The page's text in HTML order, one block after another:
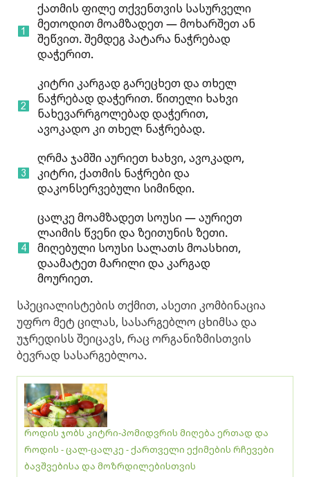
ქათმის ფილე თქვენთვის სასურველი
მეთოდით მოამზადეთ — მოხარშეთ ან
შეწვით. შემდეგ პატარა ნაჭრებად
დაჭერით.
კიტრი კარგად გარეცხეთ და თხელ
ნაჭრებად დაჭერით. წითელი ხახვი
ნახევარრგოლებად დაჭერით,
ავოკადო კი თხელ ნაჭრებად.
ღრმა ჯამში აურიეთ ხახვი, ავოკადო,
კიტრი, ქათმის ნაჭრები და
დაკონსერვებული სიმინდი.
ცალკე მოამზადეთ სოუსი — აურიეთ
ლაიმის წვენი და ზეითუნის ზეთი.
მიღებული სოუსი სალათს მოასხით,
დაამატეთ მარილი და კარგად
მოურიეთ.
სპეციალისტების თქმით, ასეთი კომბინაცია
უფრო მეტ ცილას, სასარგებლო ცხიმსა და
უჯრედისს შეიცავს, რაც ორგანიზმისთვის
ბევრად სასარგებლოა.
როდის ჯობს კიტრი-პომიდვრის მიღება ერთად და
როდის - ცალ-ცალკე - ქართველი ექიმების რჩევები
ბავშვებისა და მოზრდილებისთვის